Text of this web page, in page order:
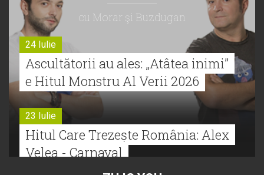
cu Morar şi Buzdugan
24 Iulie
Ascultătorii au ales: „Atâtea inimi”
e Hitul Monstru Al Verii 2026
23 Iulie
Hitul Care Trezește România: Alex
Velea - Carnaval